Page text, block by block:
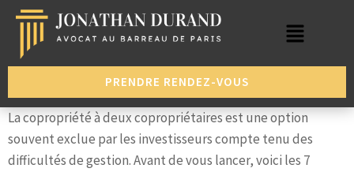
PRENDRE RENDEZ-VOUS
La copropriété à deux copropriétaires est une option
souvent exclue par les investisseurs compte tenu des
difficultés de gestion. Avant de vous lancer, voici les 7